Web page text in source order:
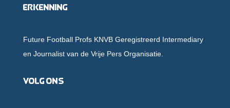
Erkenning
Future Football Profs KNVB Geregistreerd Intermediary
en Journalist van de Vrije Pers Organisatie.
Volg ons